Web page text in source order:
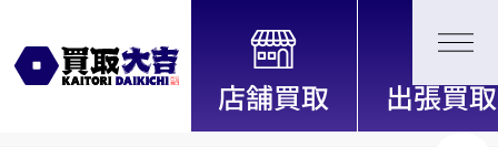
全国2200店舗以上展開中！
信頼と実績の買取専門店「買取大
吉」